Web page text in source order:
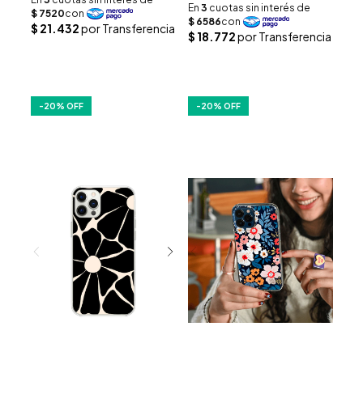
-20% OFF -20% OFF